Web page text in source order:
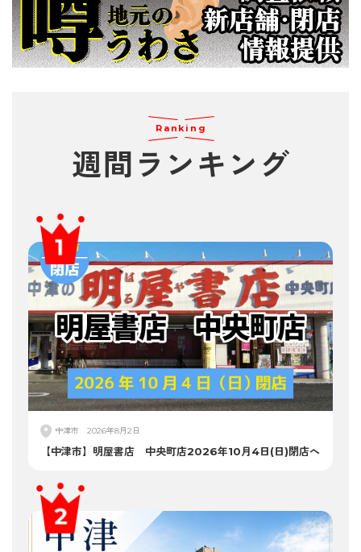
Ranking
週間 ランキング
中津市 2026年8月2日
【中津市】明屋書店 中央町店2026年10月4日(日)閉店へ